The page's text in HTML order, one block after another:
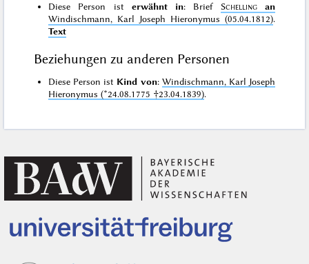
Diese Person ist erwähnt in: Brief Schelling
an
Windischmann, Karl Joseph Hieronymus (05.04.1812).
Text
Beziehungen zu anderen Personen
Diese Person ist Kind von: Windischmann, Karl Joseph
Hieronymus (*24.08.1775 †23.04.1839).